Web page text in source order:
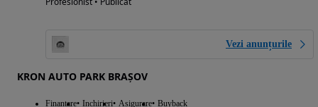
Vezi anunțurile
KRON AUTO PARK BRAȘOV
Finantare Inchirieri Asigurare Buyback